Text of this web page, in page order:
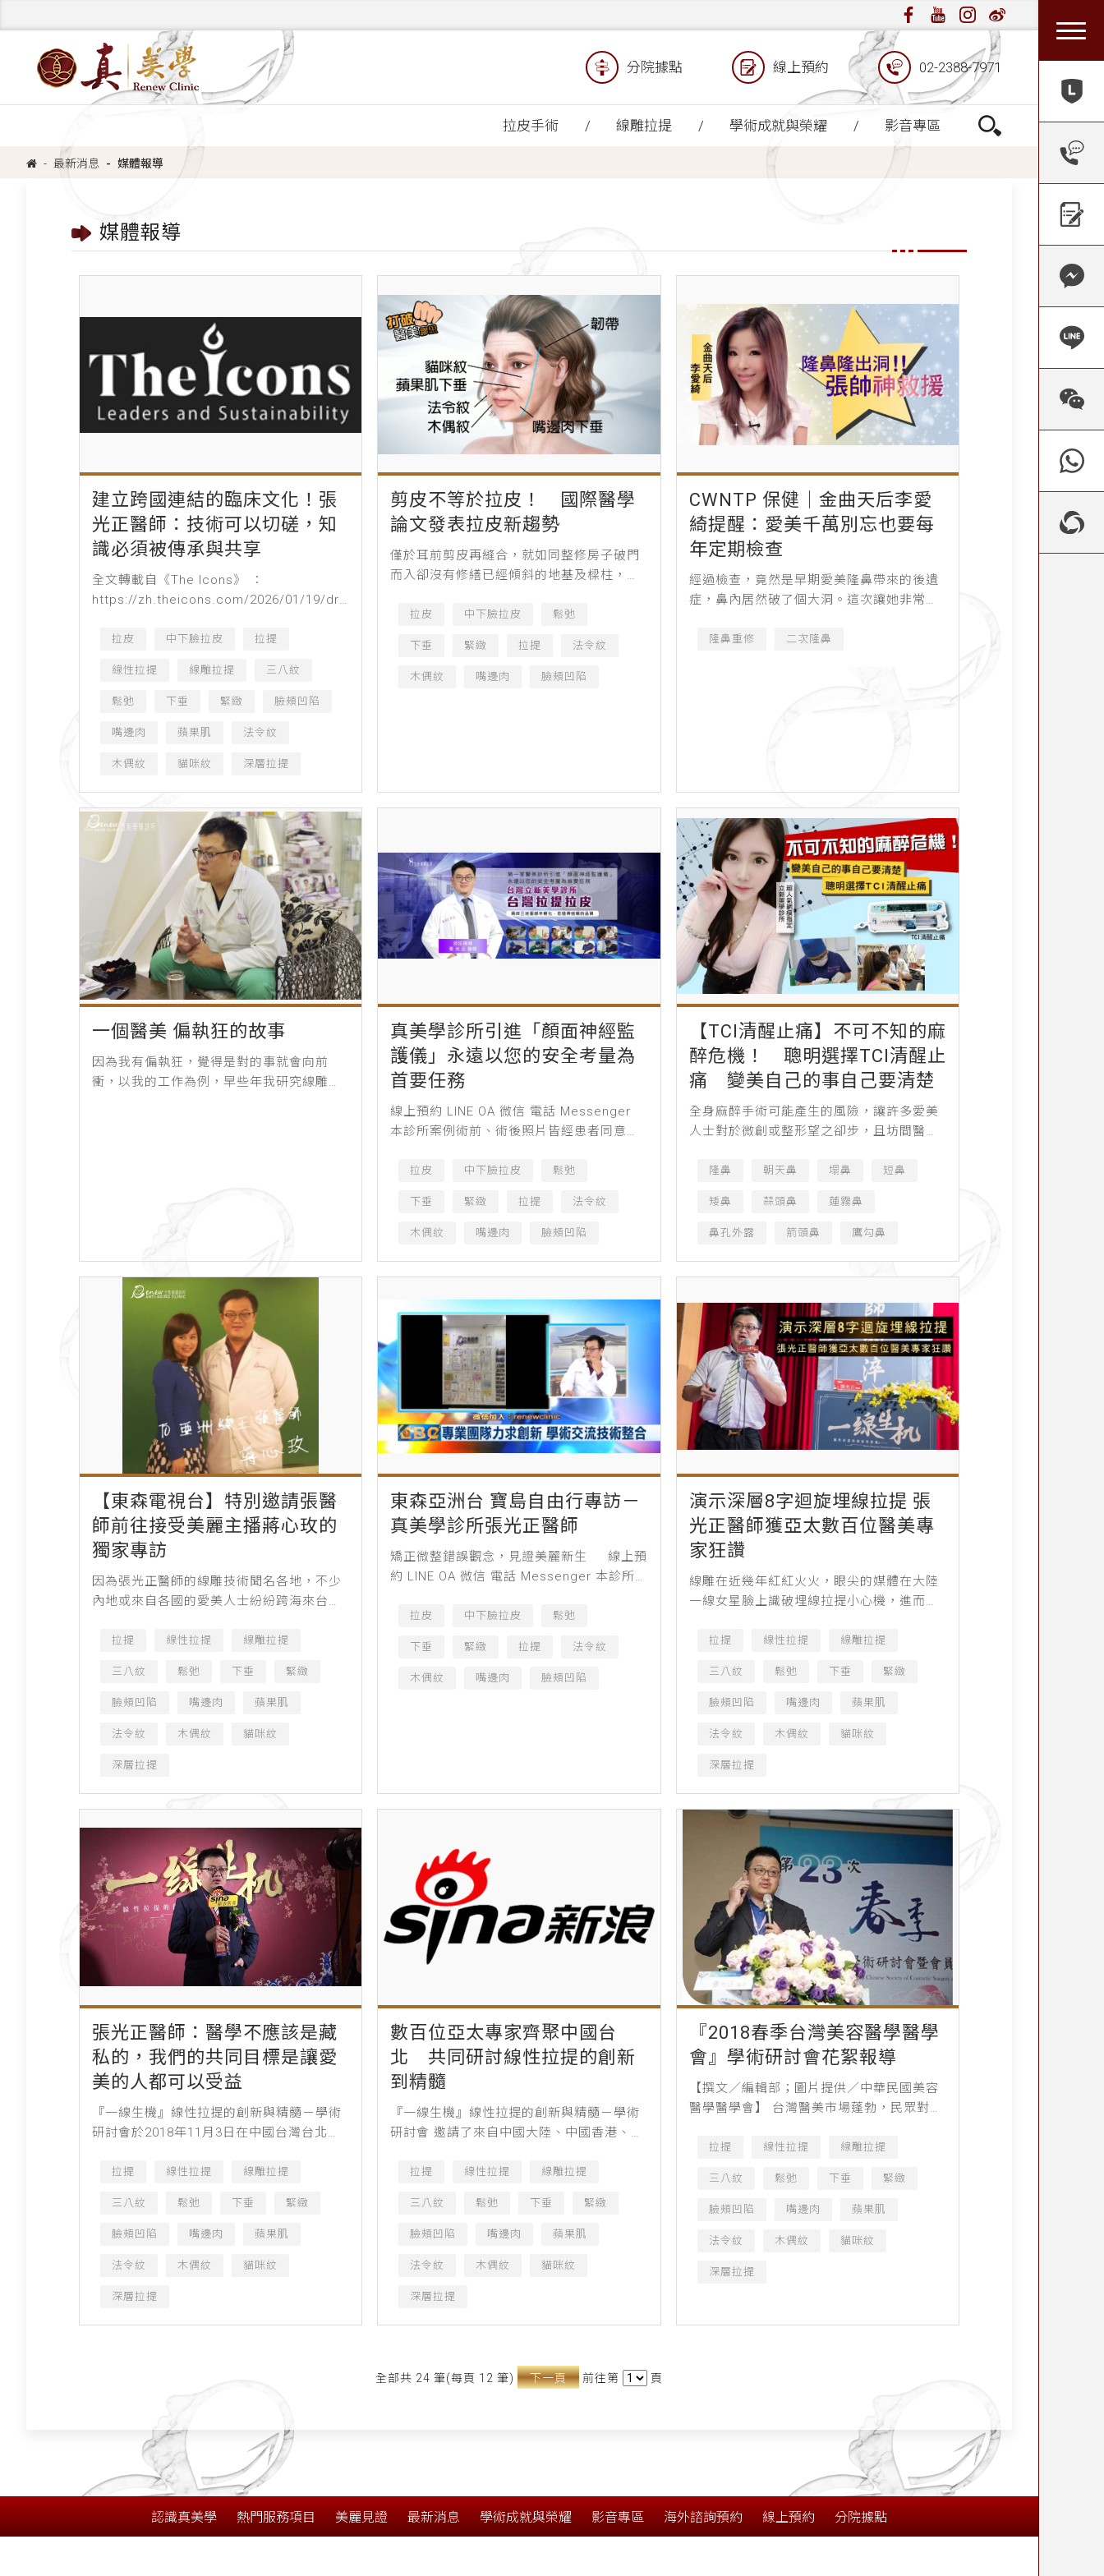
分院據點 線上預約 02-2388-7971
拉皮手術 線雕拉提 學術成就與榮耀 影音專區
最新消息 媒體報導
媒體報導
建立跨國連結的臨床文化！張
光正醫師：技術可以切磋，知
識必須被傳承與共享
全文轉載自《The Icons》 ：
https://zh.theicons.com/2026/01/19/dr-
時尚診所執...
拉皮 中下臉拉皮 拉提
線性拉提 線雕拉提 三八紋
鬆弛 下垂 緊緻 臉頰凹陷
嘴邊肉 蘋果肌 法令紋
木偶紋 貓咪紋 深層拉提
剪皮不等於拉皮！ 國際醫學
論文發表拉皮新趨勢
僅於耳前剪皮再縫合，就如同整修房子破門
而入卻沒有修繕已經傾斜的地基及樑柱，因
供） 人類在延緩衰老的研究未曾中斷，自古
拉皮 中下臉拉皮 鬆弛
下垂 緊緻 拉提 法令紋
木偶紋 嘴邊肉 臉頰凹陷
CWNTP 保健│金曲天后李愛
綺提醒：愛美千萬別忘也要每
年定期檢查
經過檢查，竟然是早期愛美隆鼻帶來的後遺
症，鼻內居然破了個大洞。這次讓她非常緊
涯。隆鼻重修 二次隆鼻
一個醫美 偏執狂的故事
因為我有偏執狂，覺得是對的事就會向前
衝，以我的工作為例，早些年我研究線雕，
真美學診所引進「顏面神經監
護儀」永遠以您的安全考量為
首要任務
線上預約 LINE OA 微信 電話 Messenger
本診所案例術前、術後照片皆經患者同意授
療知識之使用，療程前請務必經專業醫師諮
拉皮 中下臉拉皮 鬆弛
下垂 緊緻 拉提 法令紋
木偶紋 嘴邊肉 臉頰凹陷
【TCI清醒止痛】不可不知的麻
醉危機！ 聰明選擇TCI清醒止
痛 變美自己的事自己要清楚
全身麻醉手術可能產生的風險，讓許多愛美
人士對於微創或整形望之卻步，且坊間醫美
紛頻傳，加上新聞媒體大肆渲染，使原本想
隆鼻 朝天鼻 塌鼻 短鼻
矮鼻 蒜頭鼻 蓮霧鼻
鼻孔外露 箭頭鼻 鷹勾鼻
【東森電視台】特別邀請張醫
師前往接受美麗主播蔣心玫的
獨家專訪
因為張光正醫師的線雕技術聞名各地，不少
內地或來自各國的愛美人士紛紛跨海來台找
醫師前往接受美麗主播蔣心玫的獨家專訪，
拉提 線性拉提 線雕拉提
三八紋 鬆弛 下垂 緊緻
臉頰凹陷 嘴邊肉 蘋果肌
法令紋 木偶紋 貓咪紋
深層拉提
東森亞洲台 寶島自由行專訪－
真美學診所張光正醫師
矯正微整錯誤觀念，見證美麗新生 線上預
約 LINE OA 微信 電話 Messenger 本診所
登，僅作輔助診療說明...
拉皮 中下臉拉皮 鬆弛
下垂 緊緻 拉提 法令紋
木偶紋 嘴邊肉 臉頰凹陷
演示深層8字迴旋埋線拉提 張
光正醫師獲亞太數百位醫美專
家狂讚
線雕在近幾年紅紅火火，眼尖的媒體在大陸
一線女星臉上識破埋線拉提小心機，進而大
秀，成為當今炙手可熱的年輕化新寵。在台
拉提 線性拉提 線雕拉提
三八紋 鬆弛 下垂 緊緻
臉頰凹陷 嘴邊肉 蘋果肌
法令紋 木偶紋 貓咪紋
深層拉提
張光正醫師：醫學不應該是藏
私的，我們的共同目標是讓愛
美的人都可以受益
『一線生機』線性拉提的創新與精髓－學術
研討會於2018年11月3日在中國台灣台北圓
注線雕技術的現狀與發展，邀請到了來自亞
拉提 線性拉提 線雕拉提
三八紋 鬆弛 下垂 緊緻
臉頰凹陷 嘴邊肉 蘋果肌
法令紋 木偶紋 貓咪紋
深層拉提
數百位亞太專家齊聚中國台
北 共同研討線性拉提的創新
到精髓
『一線生機』線性拉提的創新與精髓－學術
研討會 邀請了來自中國大陸、中國香港、泰
地深耕線雕領域的醫生，與數百位醫美同道
拉提 線性拉提 線雕拉提
三八紋 鬆弛 下垂 緊緻
臉頰凹陷 嘴邊肉 蘋果肌
法令紋 木偶紋 貓咪紋
深層拉提
『2018春季台灣美容醫學醫學
會』學術研討會花絮報導
【撰文／編輯部；圖片提供／中華民國美容
醫學醫學會】 台灣醫美市場蓬勃，民眾對於
出新，眾多醫師為了精進自己，固定都會參
拉提 線性拉提 線雕拉提
三八紋 鬆弛 下垂 緊緻
臉頰凹陷 嘴邊肉 蘋果肌
法令紋 木偶紋 貓咪紋
深層拉提
全部共 24 筆(每頁 12 筆) 下一頁 前往第 頁
認識真美學 熱門服務項目 美麗見證 最新消息 學術成就與榮耀 影音專區 海外諮詢預約 線上預約 分院據點